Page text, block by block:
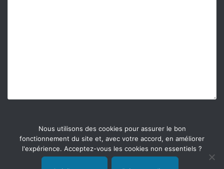
Nous utilisons des cookies pour assurer le bon
fonctionnement du site et, avec votre accord, en améliorer
l'expérience. Acceptez-vous les cookies non essentiels ?